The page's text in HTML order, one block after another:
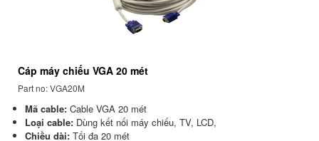
Cáp máy chiếu VGA 20 mét
Part no: VGA20M
Mã cable: Cable VGA 20 mét
Loại cable: Dùng kết nối máy chiếu, TV, LCD,
Chiều dài: Tối đa 20 mét